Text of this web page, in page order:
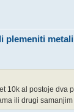
plemeniti metali
10k al postoje dva
ili drugi